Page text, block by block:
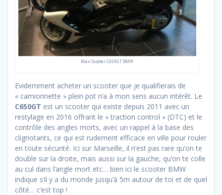
Maxi Scooter C650GT BMW
Evidemment acheter un scooter que je qualifierais de
« camionnette » plein pot n’a à mon sens aucun intérêt. Le
C650GT est un scooter qui existe depuis 2011 avec un
restylage en 2016 offrant le « traction control » (DTC) et le
contrôle des angles morts, avec un rappel à la base des
clignotants, ce qui est rudement efficace en ville pour rouler
en toute sécurité. Ici sur Marseille, il n’est pas rare qu’on te
double sur la droite, mais aussi sur la gauche, qu’on te colle
au cul dans l’angle mort etc… bien ici le scooter BMW
indique s’il y a du monde jusqu’à 5m autour de toi et de quel
côté… c’est top !